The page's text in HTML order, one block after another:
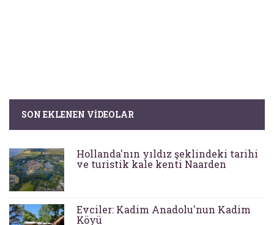
SON EKLENEN VIDEOLAR
Hollanda'nın yıldız şeklindeki tarihi
ve turistik kale kenti Naarden
Evciler: Kadim Anadolu'nun Kadim
Köyü